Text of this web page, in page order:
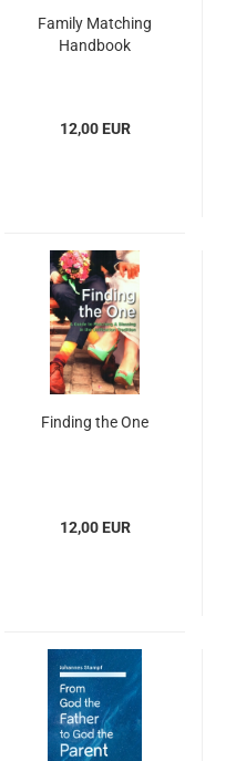
Family Matching
Handbook
12,00 EUR
Finding the One
12,00 EUR